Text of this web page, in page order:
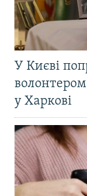
У Києві
у Харкові